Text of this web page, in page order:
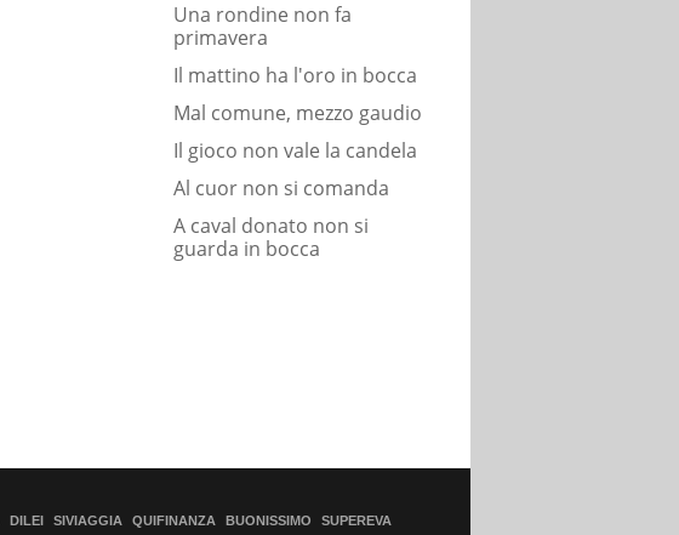
Una rondine non fa
primavera
Il mattino ha l'oro in bocca
Mal comune, mezzo gaudio
Il gioco non vale la candela
Al cuor non si comanda
A caval donato non si
guarda in bocca
DILEI SIVIAGGIA QUIFINANZA BUONISSIMO SUPEREVA